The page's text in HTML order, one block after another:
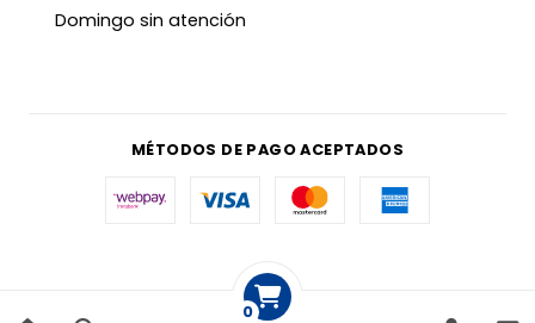
0
Domingo sin atención
MÉTODOS DE PAGO ACEPTADOS